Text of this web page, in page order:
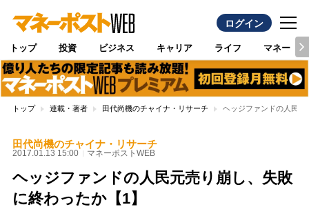
ログイン
トップ 投資 ビジネス キャリア ライフ マネー
トップ 連載・著者 田代尚機のチャイナ・リサーチ ヘッジファンドの人民
田代尚機のチャイナ・リサーチ
2017.01.13 15:00 マネーポストWEB
ヘッジファンドの人民元売り崩し、失敗
に終わったか【1】